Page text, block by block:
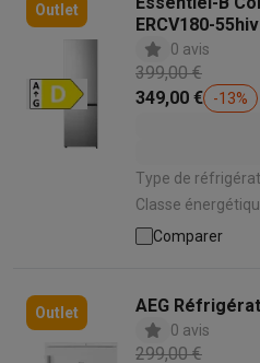
Outlet
ERCV180-
0 avis
399,00 €
349,00 €
-13%
Type de
Classe énergétique: D | Capacité
Niveau sonore:
Comparer
Outlet AEG
0 avis
299,00 €